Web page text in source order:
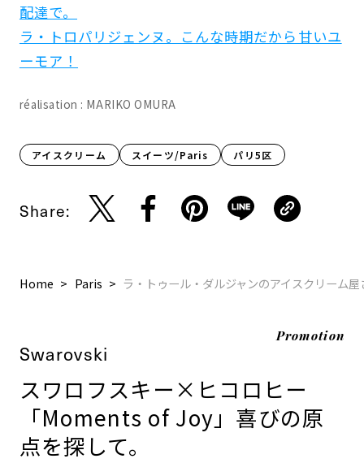
配達で。
ラ・トロパリジェンヌ。こんな時期だから甘いユ
ーモア！
réalisation : MARIKO OMURA
アイスクリーム スイーツ/Paris パリ5区
Share:
Home Paris ラ・トゥール・ダルジャンのアイスクリーム
Promotion
Swarovski
スワロフスキー×ヒコロヒー
「Moments of Joy」喜びの原
点を探して。